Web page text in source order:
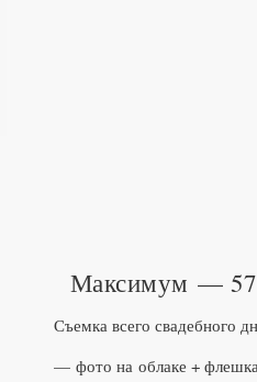
Максимум —
Съемка всего свадебного
— фото на облаке +